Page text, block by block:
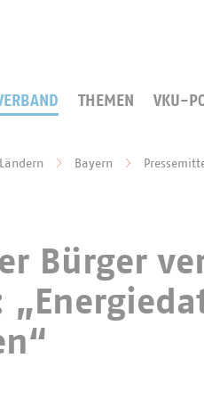
THEMEN VKU-
Bayern
Bürger